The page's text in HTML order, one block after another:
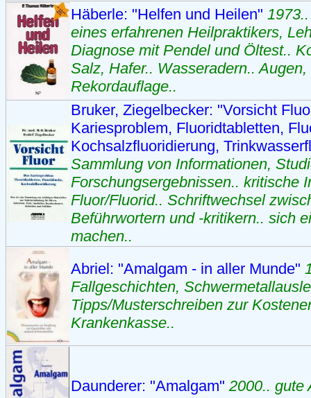
Häberle: "Helfen und Heilen"
eines erfahrenen Heilpraktikers,
Diagnose mit Pendel und Öltest..
Salz, Hafer.. Wasseradern..
Rekordauflage..
Bruker, Ziegelbecker: "Vorsicht
Kariesproblem, Fluoridtabletten,
Kochsalzfluoridierung,
Sammlung von Informationen,
Forschungsergebnissen.. kritische
Fluor/Fluorid.. Schriftwechsel
Beführwortern und -kritikern.. sich
machen..
Abriel: "Amalgam - in aller Munde"
Fallgeschichten,
Tipps/Musterschreiben zur
Krankenkasse..
Daunderer: "Amalgam" 2000.. gute